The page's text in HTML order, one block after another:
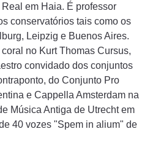
em Haia. É professor
conservatórios tais como os
Leipzig e Buenos Aires.
no Kurt Thomas Cursus,
convidado dos conjuntos
do Conjunto Pro
e Cappella Amsterdam na
Música Antiga de Utrecht em
40 vozes "Spem in alium" de